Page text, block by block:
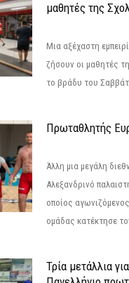
μαθητές της
Μια αξέχαστη
ζήσουν οι μαθητές
το βράδυ του
Πρωταθλητής
Άλλη μια μεγάλη
Αλεξανδρινό
οποίος
ομάδας κατέκτησε
Τρία μετάλλια